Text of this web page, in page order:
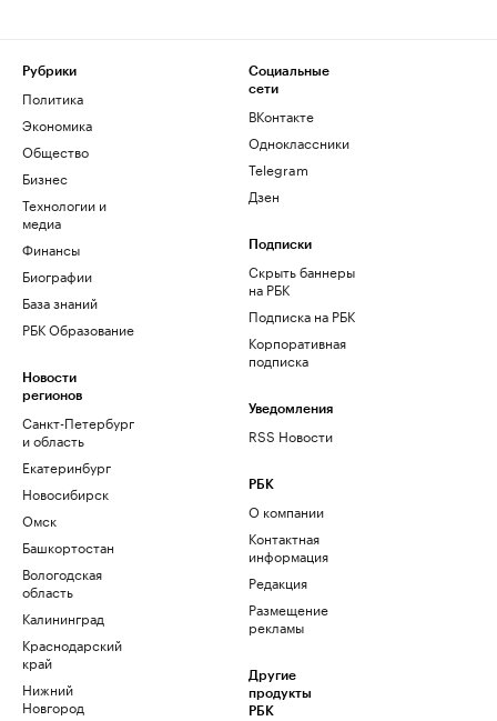
Рубрики
Политика
Экономика
Общество
Бизнес
Технологии и
медиа
Финансы
Биографии
База знаний
РБК Образование
Новости
регионов
Санкт-Петербург
и область
Екатеринбург
Новосибирск
Омск
Башкортостан
Вологодская
область
Калининград
Краснодарский
край
Нижний
Новгород
Социальные
сети
ВКонтакте
Одноклассники
Telegram
Дзен
Подписки
Скрыть баннеры
на РБК
Подписка на РБК
Корпоративная
подписка
Уведомления
RSS Новости
РБК
О компании
Контактная
информация
Редакция
Размещение
рекламы
Другие
продукты
РБК